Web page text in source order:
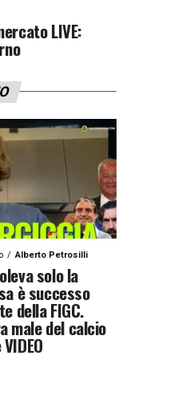
LIVE:
Alberto Petrosilli
solo la
è successo
della FIGC.
male del calcio